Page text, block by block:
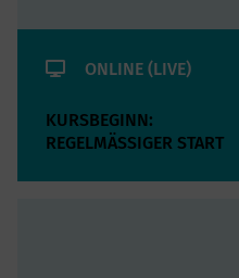
ONLINE (LIVE)
KURSBEGINN:
REGELMÄSSIGER START